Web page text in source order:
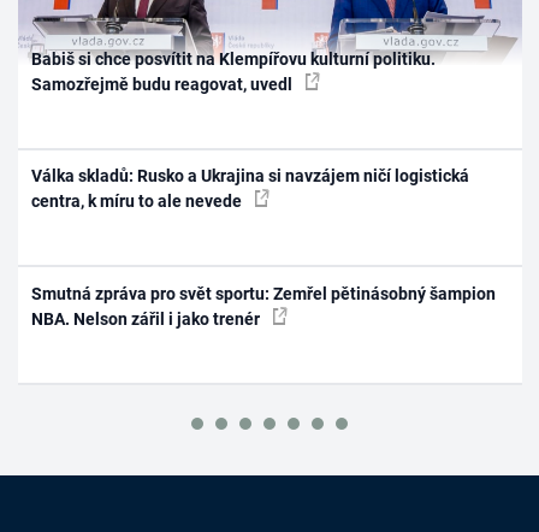
Babiš si chce posvítit na Klempířovu kulturní politiku.
Samozřejmě budu reagovat, uvedl
Válka skladů: Rusko a Ukrajina si navzájem ničí logistická
centra, k míru to ale nevede
Smutná zpráva pro svět sportu: Zemřel pětinásobný šampion
NBA. Nelson zářil i jako trenér